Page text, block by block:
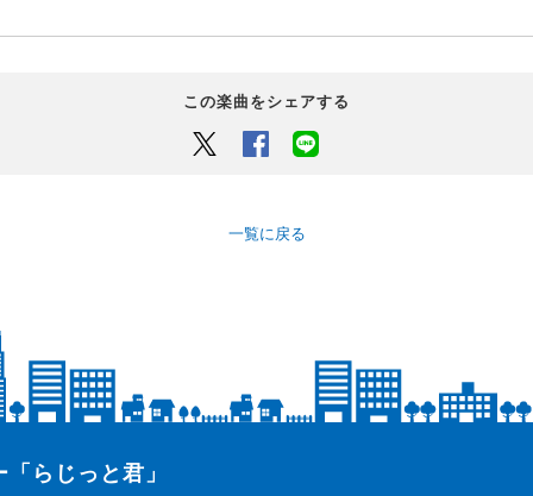
この楽曲をシェアする
Twitter Facebook
一覧に戻る
らじっと君」